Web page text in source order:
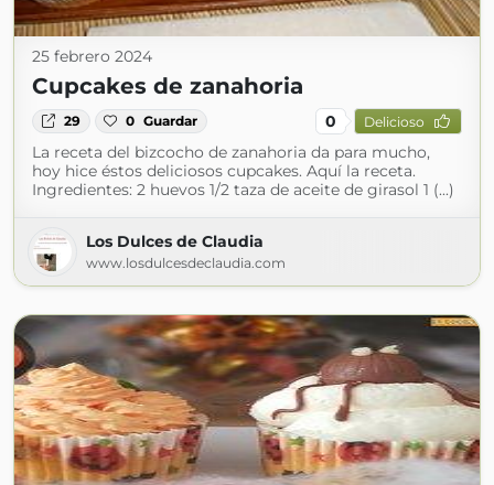
25 febrero 2024
Cupcakes de zanahoria
29 0 Guardar 0 Delicioso
La receta del bizcocho de zanahoria da para mucho,
hoy hice éstos deliciosos cupcakes. Aquí la receta.
Ingredientes: 2 huevos 1/2 taza de aceite de girasol 1 (...)
Los Dulces de Claudia
www.losdulcesdeclaudia.com